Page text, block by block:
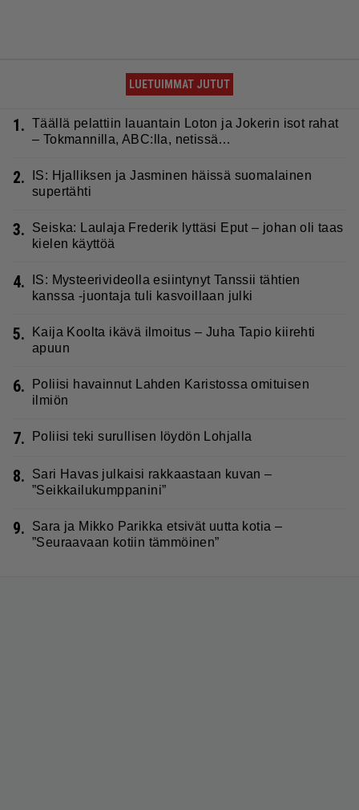
LUETUIMMAT JUTUT
1. Täällä pelattiin lauantain Loton ja Jokerin isot rahat
– Tokmannilla, ABC:lla, netissä…
2.
IS: Hjalliksen ja Jasminen häissä suomalainen
supertähti
3.
Seiska: Laulaja Frederik lyttäsi Eput – johan oli taas
kielen käyttöä
4.
IS: Mysteerivideolla esiintynyt Tanssii tähtien
kanssa -juontaja tuli kasvoillaan julki
5.
Kaija Koolta ikävä ilmoitus – Juha Tapio kiirehti
apuun
6.
Poliisi havainnut Lahden Karistossa omituisen
ilmiön
7. Poliisi teki surullisen löydön Lohjalla
8.
Sari Havas julkaisi rakkaastaan kuvan –
”Seikkailukumppanini”
9.
Sara ja Mikko Parikka etsivät uutta kotia –
”Seuraavaan kotiin tämmöinen”